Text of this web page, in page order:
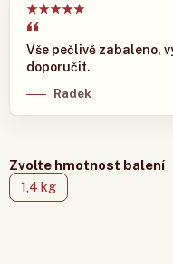
★★★★★
Vše pečlivě zabaleno,
doporučit.
Radek
Zvolte hmotnost balení
1,4 kg